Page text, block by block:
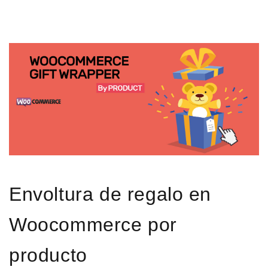
Envoltura de regalo en
Woocommerce por
producto